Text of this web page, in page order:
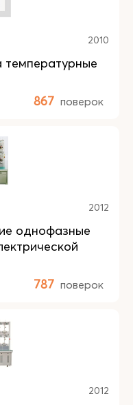
2010
867 поверок
2012
однофазные
787 поверок
2012